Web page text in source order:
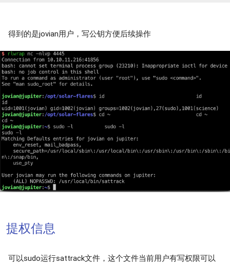
得到的是jovian用户，写公钥方便后续操作
提权信息
可以sudo运行sattrack文件，这个文件当前用户有写权限可以